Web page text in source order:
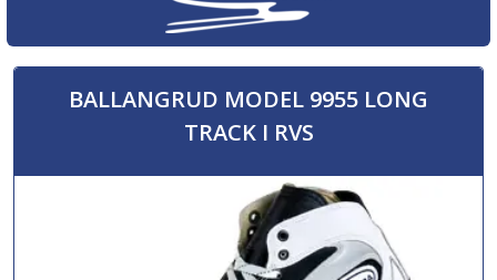
BALLANGRUD MODEL 9955 LONG
TRACK I RVS